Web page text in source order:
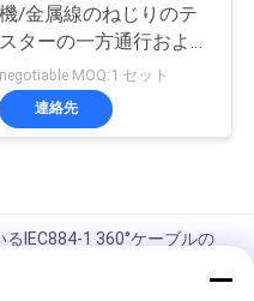
機/金属線のねじりのテ
スターの一方通行および
二方向にねじを選別しま
す
negotiable MOQ:1 セット
連絡先
IEC884-1 360°ケーブルの